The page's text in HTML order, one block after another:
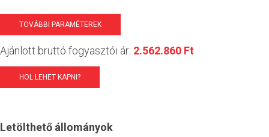
TOVÁBBI PARAMÉTEREK
Ajánlott bruttó fogyasztói ár: 2.562.860 Ft
HOL LEHET KAPNI?
Letölthető állományok